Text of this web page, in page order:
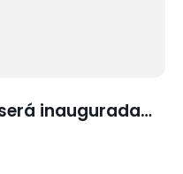
inaugurada…